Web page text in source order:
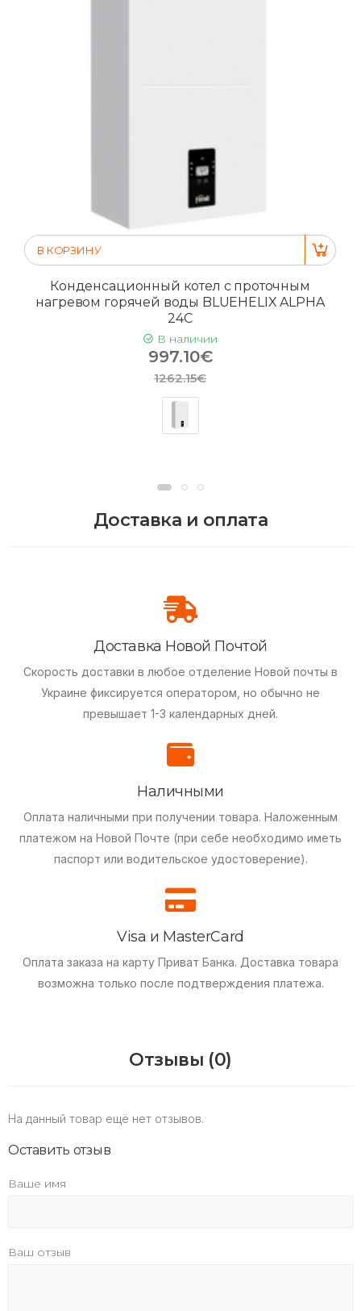
В КОРЗИНУ
Конденсационный котел с проточным
нагревом горячей воды BLUEHELIX ALPHA
24C
В наличии
997.10€
1262.15€
Доставка и оплата
Доставка Новой Почтой
Скорость доставки в любое отделение Новой почты в
Украине фиксируется оператором, но обычно не
превышает 1-3 календарных дней.
Наличными
Оплата наличными при получении товара. Наложенным
платежом на Новой Почте (при себе необходимо иметь
паспорт или водительское удостоверение).
Visa и MasterCard
Оплата заказа на карту Приват Банка. Доставка товара
возможна только после подтверждения платежа.
Отзывы (0)
На данный товар ещё нет отзывов.
Оставить отзыв
Ваше имя
Ваш отзыв